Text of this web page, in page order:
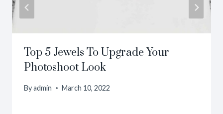
Top 5 Jewels To Upgrade Your
Photoshoot Look
Byadmin March 10, 2022